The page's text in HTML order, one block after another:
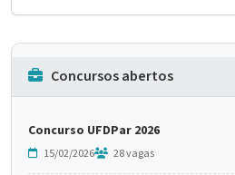
Concursos abertos
Concurso UFDPar 2026
15/02/2026 28 vagas